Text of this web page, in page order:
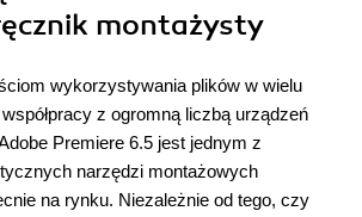
montażysty
wykorzystywania plików w wielu
z ogromną liczbą urządzeń
Premiere 6.5 jest jednym z
narzędzi montażowych
na rynku. Niezależnie od tego, czy